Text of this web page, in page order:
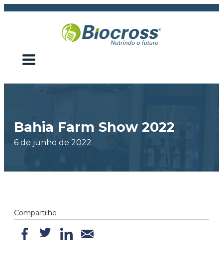
Bahia Farm Show 2022
6 de junho de 2022
Compartilhe